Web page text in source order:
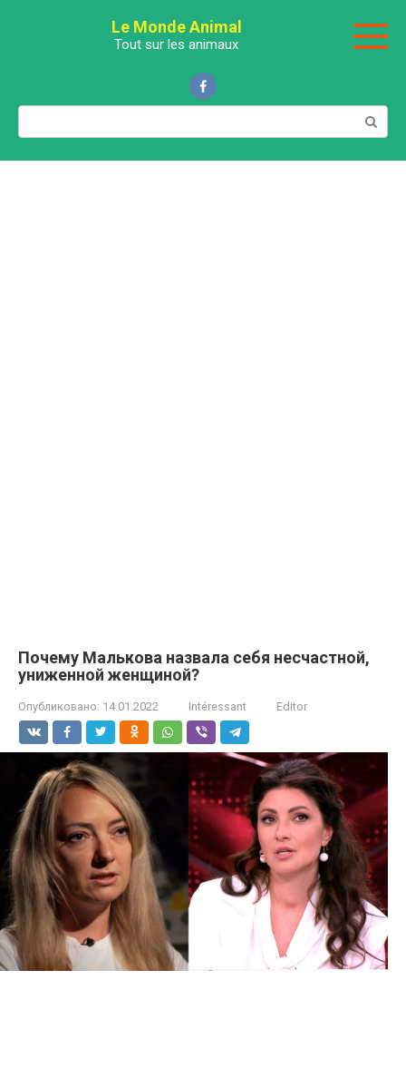
Le Monde Animal
Tout sur les animaux
Поиск:
Почему Малькова назвала себя несчастной,
униженной женщиной?
Опубликовано: 14.01.2022 Intéressant Editor